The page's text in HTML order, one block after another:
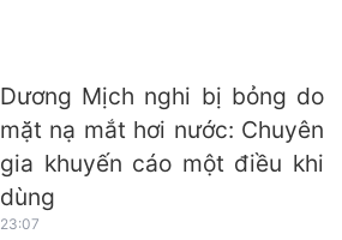
Dương Mịch nghi bị bỏng do
mặt nạ mắt hơi nước: Chuyên
gia khuyến cáo một điều khi
dùng
23:07